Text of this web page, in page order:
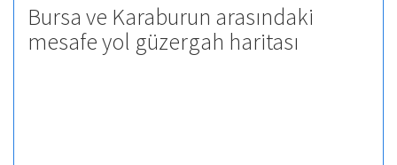
Bursa ve Karaburun arasındaki
mesafe yol güzergah haritası